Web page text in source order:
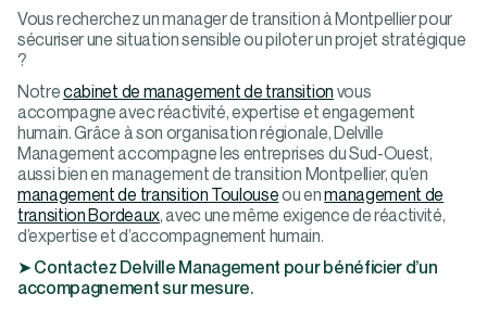
Vous recherchez un manager de transition à Montpellier pour
sécuriser une situation sensible ou piloter un projet stratégique
?
Notrecabinet de management de transition vous
accompagne avec réactivité, expertise et engagement
humain. Grâce à son organisation régionale, Delville
Management accompagne les entreprises du Sud-Ouest,
aussi bien en management de transition Montpellier, qu’en
management de transition Toulouseou enmanagement de
transition Bordeaux, avec une même exigence de réactivité,
d’expertise et d’accompagnement humain.
➤ Contactez Delville Management pour bénéficier d’un
accompagnement sur mesure.